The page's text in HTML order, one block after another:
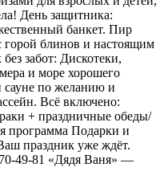
День защитника:
банкет. Пир
блинов и настоящим
забот: Дискотеки,
и море хорошего
сауне по желанию и
Всё включено:
+ праздничные обеды/
программа Подарки и
праздник уже ждёт.
49-81 «Дядя Ваня» —